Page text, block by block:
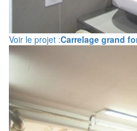
Voir le projet :Carrelage grand